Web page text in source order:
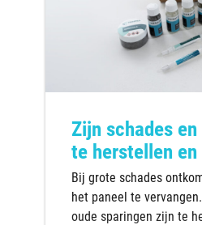
Zijn schades
te herstellen en
Bij grote schades
het paneel te
oude sparingen zijn te